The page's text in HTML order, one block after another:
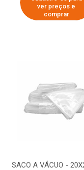
ver preços e
comprar
SACO A VÁCUO -